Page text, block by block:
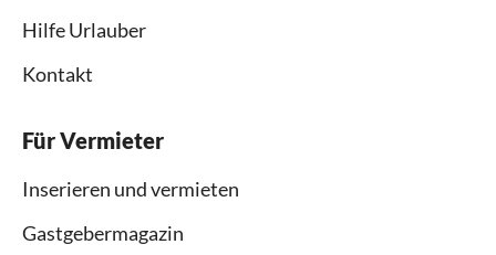
Hilfe Urlauber
Kontakt
Für Vermieter
Inserieren und vermieten
Gastgebermagazin